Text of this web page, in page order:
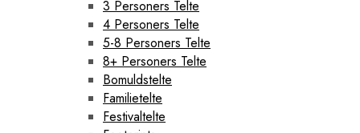
3 Personers Telte
4 Personers Telte
5-8 Personers Telte
8+ Personers Telte
Bomuldstelte
Familietelte
Festivaltelte